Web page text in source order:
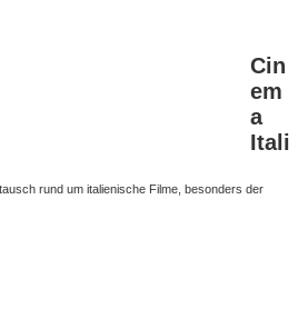
Cin
em
a
Itali
rund um italienische Filme, besonders der